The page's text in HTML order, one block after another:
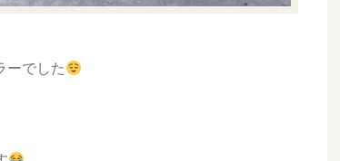
ーでした